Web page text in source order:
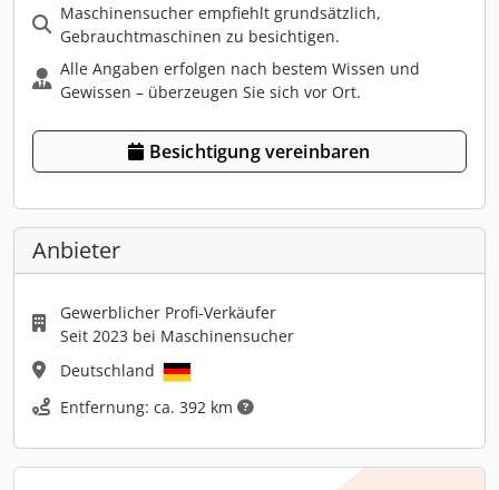
Maschinensucher empfiehlt grundsätzlich,
Gebrauchtmaschinen zu besichtigen.
Alle Angaben erfolgen nach bestem Wissen und
Gewissen – überzeugen Sie sich vor Ort.
Besichtigung vereinbaren
Anbieter
Gewerblicher Profi-Verkäufer
Seit 2023 bei Maschinensucher
Deutschland
Entfernung: ca. 392 km